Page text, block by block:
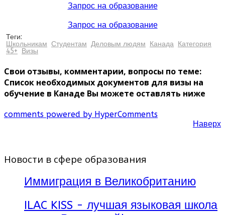
Запрос на образование
Запрос на образование
Теги:
Школьникам Студентам Деловым людям Канада Категория
45+ Визы
Свои отзывы, комментарии, вопросы по теме:
Список необходимых документов для визы на
обучение в Канаде Вы можете оставлять ниже
comments powered by HyperComments
Наверх
Новости в сфере образования
Иммиграция в Великобританию
ILAC KISS - лучшая языковая школа